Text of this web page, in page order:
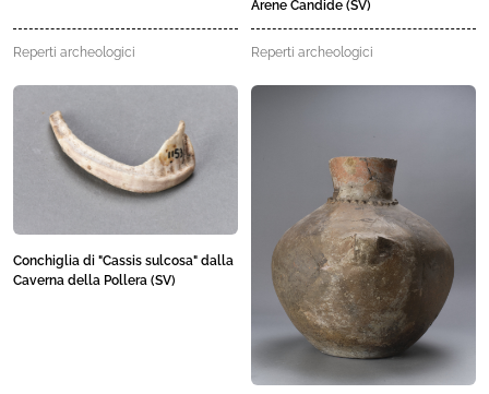
Reperti archeologici
Arene Candide (SV)
Reperti archeologici
Conchiglia di "Cassis sulcosa" dalla
Caverna della Pollera (SV)